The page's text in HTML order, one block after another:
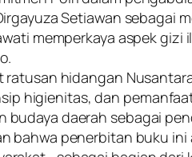
Setiawan sebagai
memperkaya aspek
ratusan hidangan
higienitas, dan
budaya daerah sebagai
bahwa penerbitan buku